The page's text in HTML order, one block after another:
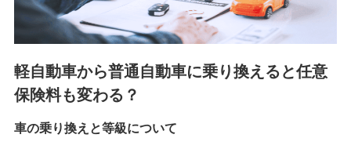
SBIリスタ少額短期保険会社
(https://www.jishin.co.jp/)
スマートプラス少額短期保険株式会社
チューリッヒ少額短期保険株式会社
(https://www.zurichssi.co.jp/)
(https://www.tokiomarine-x.co.jp/)
軽自動車から普通自動車に乗り換えると任意
保険料も変わる？
車の乗り換えと等級について